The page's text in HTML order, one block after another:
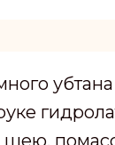
шею,